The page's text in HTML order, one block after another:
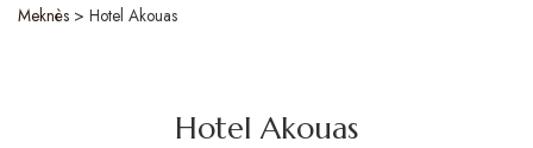
Meknès > Hotel Akouas
Hotel Akouas